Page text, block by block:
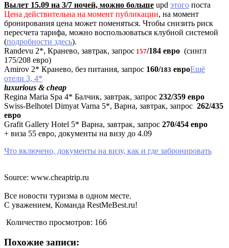
Вылет 15.09 на 3/7 ночей, можно больше upd этого поста
Цена действительна на момент публикации, на момент
бронирования цена может поменяться. Чтобы снизить риск
пересчета тарифа, можно воспользоваться клубной системой
(подробности здесь).
Randevu 2*, Кранево, завтрак, запрос 157/184 евро (сингл
175/208 евро)
Amirov 2* Кранево, без питания, запрос 160/183 евроЕщё
отели 3, 4*
luxurious & cheap
Regina Maria Spa 4* Балчик, завтрак, запрос 232/359 евро
Swiss-Belhotel Dimyat Varna 5*, Варна, завтрак, запрос 262/435
евро
Grafit Gallery Hotel 5* Варна, завтрак, запрос 270/454 евро
+ виза 55 евро, документы на визу до 4.09
Что включено, документы на визу, как и где забронировать
Source: www.cheaptrip.ru
Все новости туризма в одном месте.
С уважением, Команда RestMeBest.ru!
Количество просмотров: 166
Похожие записи: